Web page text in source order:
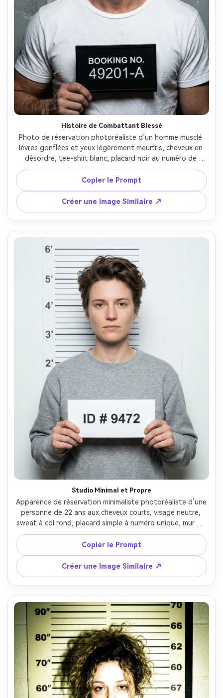
Histoire de Combattant Blessé
Photo de réservation photoréaliste d’un homme musclé
lèvres gonflées et yeux légèrement meurtris, cheveux en
désordre, tee-shirt blanc, placard noir au numéro de
réservation, mur de tableau gris, flash dur accentuant
texture et blessures, prise sur Canon R6 avec 85mm,
cadrage serré poitrine, étalonnage cinématographique
rugueux, pores réalistes --ar 4:5
Copier le Prompt
Créer une Image Similaire ↗
Studio Minimal et Propre
Apparence de réservation minimaliste photoréaliste d’une
personne de 22 ans aux cheveux courts, visage neutre,
sweat à col rond, placard simple à numéro unique, mur de
tableau lumineux et uniforme, flash studio contrôlé, mise
au point ultra nette, texture de peau naturelle, prise au
85mm f/2, composition centrée, colorimétrie neutre,
lumière cinématographique douce --ar 4:5
Copier le Prompt
Créer une Image Similaire ↗